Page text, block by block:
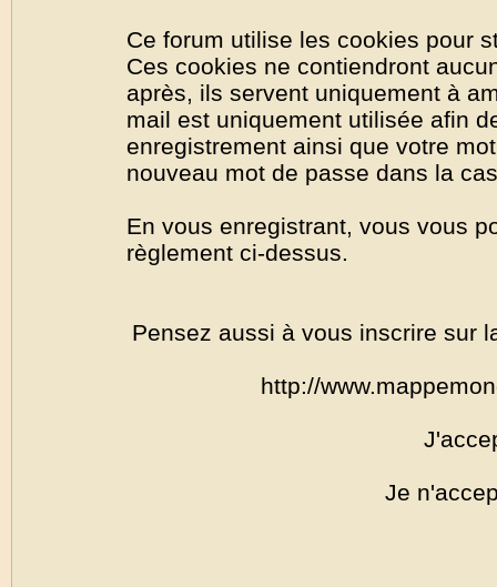
Ce forum utilise les cookies pour
Ces cookies ne contiendront
après, ils servent uniquement à
mail est uniquement utilisée afin
enregistrement ainsi que votre
nouveau mot de passe dans la
En vous enregistrant, vous vous
règlement ci-dessus.
Pensez aussi à vous inscrire sur
http://
Je